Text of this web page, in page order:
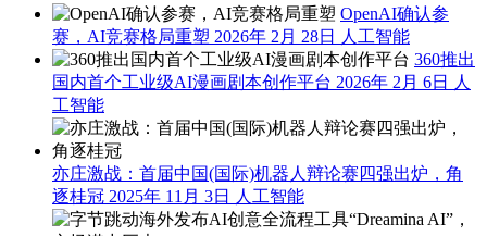
OpenAI确认参
赛，AI竞赛格局重塑 2026年 2月 28日
人工智能
360推出
国内首个工业级AI漫画剧本创作平台 2026年 2月 6日
人
工智能
亦庄激战：首届中国(国际)机器人辩论赛四强出炉，角
逐桂冠 2025年 11月 3日 人工智能